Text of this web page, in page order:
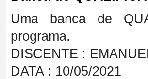
Uma banca de
programa.
DISCENTE :
DATA : 10/05/2021